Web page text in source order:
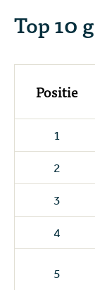
Top 10
Positie
1
2
3
4
5